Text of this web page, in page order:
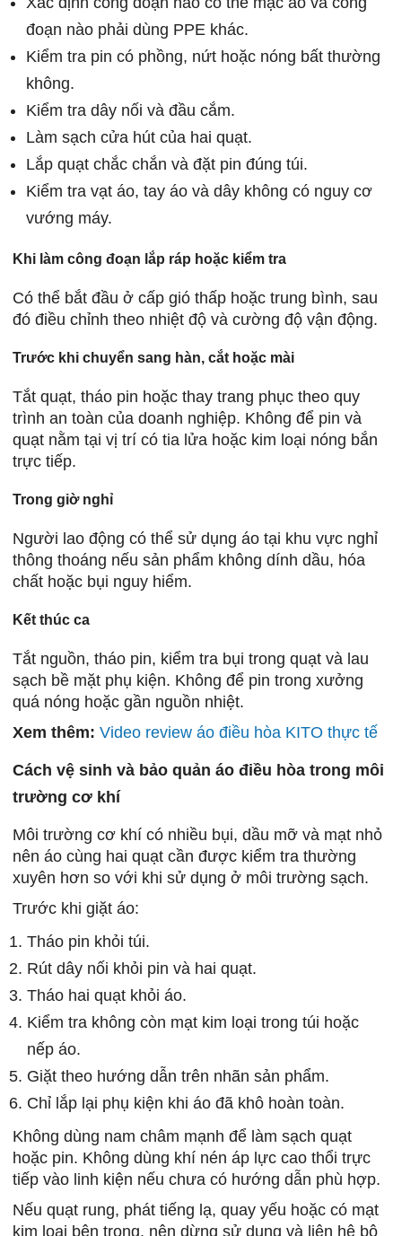
đoạn nào phải dùng PPE khác.
Kiểm tra pin có phồng, nứt hoặc nóng bất thường
không.
Kiểm tra dây nối và đầu cắm.
Làm sạch cửa hút của hai quạt.
Lắp quạt chắc chắn và đặt pin đúng túi.
Kiểm tra vạt áo, tay áo và dây không có nguy cơ
vướng máy.
Khi làm công đoạn lắp ráp hoặc kiểm tra
Có thể bắt đầu ở cấp gió thấp hoặc trung bình, sau
đó điều chỉnh theo nhiệt độ và cường độ vận động.
Trước khi chuyển sang hàn, cắt hoặc mài
Tắt quạt, tháo pin hoặc thay trang phục theo quy
trình an toàn của doanh nghiệp. Không để pin và
quạt nằm tại vị trí có tia lửa hoặc kim loại nóng bắn
trực tiếp.
Trong giờ nghỉ
Người lao động có thể sử dụng áo tại khu vực nghỉ
thông thoáng nếu sản phẩm không dính dầu, hóa
chất hoặc bụi nguy hiểm.
Kết thúc ca
Tắt nguồn, tháo pin, kiểm tra bụi trong quạt và lau
sạch bề mặt phụ kiện. Không để pin trong xưởng
quá nóng hoặc gần nguồn nhiệt.
Xem thêm: Video review áo điều hòa KITO thực tế
Cách vệ sinh và bảo quản áo điều hòa trong môi
trường cơ khí
Môi trường cơ khí có nhiều bụi, dầu mỡ và mạt nhỏ
nên áo cùng hai quạt cần được kiểm tra thường
xuyên hơn so với khi sử dụng ở môi trường sạch.
Trước khi giặt áo:
Tháo pin khỏi túi.
Rút dây nối khỏi pin và hai quạt.
Tháo hai quạt khỏi áo.
Kiểm tra không còn mạt kim loại trong túi hoặc
nếp áo.
Giặt theo hướng dẫn trên nhãn sản phẩm.
Chỉ lắp lại phụ kiện khi áo đã khô hoàn toàn.
Không dùng nam châm mạnh để làm sạch quạt
hoặc pin. Không dùng khí nén áp lực cao thổi trực
tiếp vào linh kiện nếu chưa có hướng dẫn phù hợp.
Nếu quạt rung, phát tiếng lạ, quay yếu hoặc có mạt
kim loại bên trong, nên dừng sử dụng và liên hệ bộ